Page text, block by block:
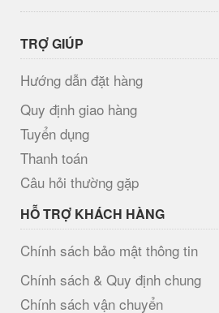
TRỢ GIÚP
Hướng dẫn đặt hàng
Quy định giao hàng
Tuyển dụng
Thanh toán
Câu hỏi thường gặp
HỖ TRỢ KHÁCH HÀNG
Chính sách bảo mật thông tin
Chính sách & Quy định chung
Chính sách vận chuyển